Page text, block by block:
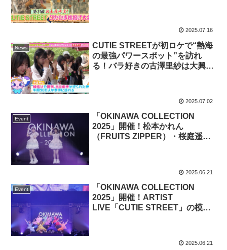
きな姿に“枕投げ大会可愛すぎる
2025.07.16
News
CUTIE STREETが初ロケで“熱海
の最強パワースポット”を訪れ
る！バラ好きの古澤里紗は大興奮
2025.07.02
Event
「OKINAWA COLLECTION
2025」開催！松本かれん
（FRUITS ZIPPER）・桜庭遥花
2025.06.21
Event
「OKINAWA COLLECTION
2025」開催！ARTIST
LIVE「CUTIE STREET」の模様
2025.06.21